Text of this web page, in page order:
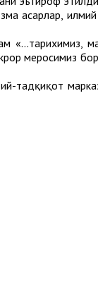
асарлар,
«...тарихимиз,
меросимиз
тадқиқот